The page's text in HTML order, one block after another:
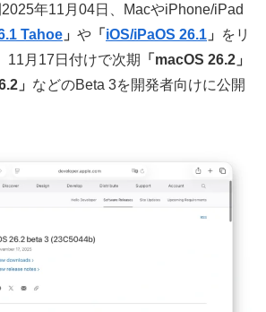
年11月04日、MacやiPhone/iPad
Tahoe 」 や 「 iOS/iPaOS 26.1 」
をリ
11月17日付けで次期
「macOS 26.2」
」 などのBeta 3を開発者向けに公開